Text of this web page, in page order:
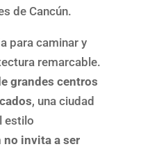
de Cancún.
para caminar y
remarcable.
grandes centros
, una ciudad
estilo
no invita a ser